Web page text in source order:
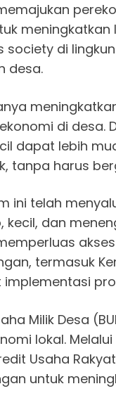
di
desa.
di desa.
dapat lebih
tanpa harus
ini telah
dan
termasuk
Milik Desa
lokal.
Usaha Rakyat
untuk